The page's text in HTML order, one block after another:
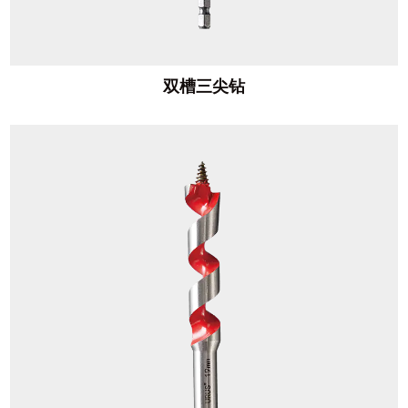
双槽三尖钻